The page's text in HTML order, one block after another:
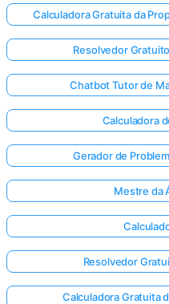
Calculadora Gratuita da
Resolvedor
Chatbot Tutor de
Calculadora
Gerador de
Mestre da
Resolvedor
Calculadora Gratuita